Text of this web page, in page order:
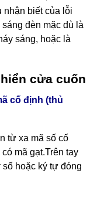
nhận biết của lỗi
đèn mặc dù là
sáng, hoặc là
cửa cuốn
cố định (thủ
từ xa mã số cố
mã gạt.Trên tay
hoặc ký tự đóng